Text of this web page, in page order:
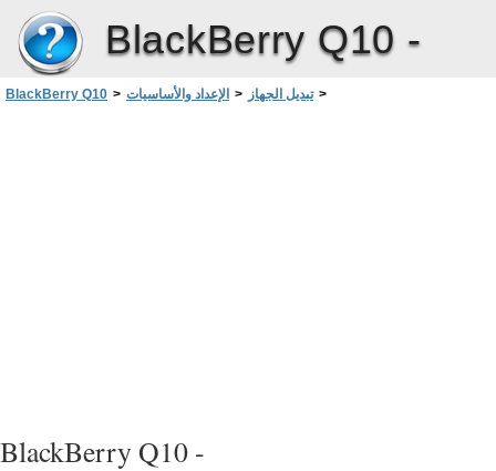
BlackBerry Q10 -
BlackBerry Q10 > الإعداد والأساسيات > تبديل الجهاز >
BlackBerry Q10 -